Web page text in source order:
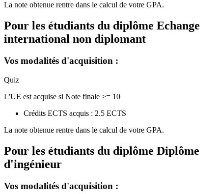
La note obtenue rentre dans le calcul de votre GPA.
Pour les étudiants du diplôme Echange
international non diplomant
Vos modalités d'acquisition :
Quiz
L'UE est acquise si Note finale >= 10
Crédits ECTS acquis : 2.5 ECTS
La note obtenue rentre dans le calcul de votre GPA.
Pour les étudiants du diplôme Diplôme
d'ingénieur
Vos modalités d'acquisition :